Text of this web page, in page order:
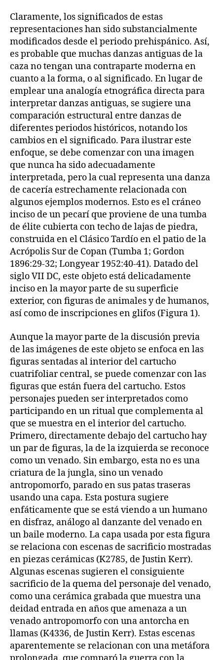
Claramente, los significados de estas
representaciones han sido substancialmente
modificados desde el periodo prehispánico. Así,
es probable que muchas danzas antiguas de la
caza no tengan una contraparte moderna en
cuanto a la forma, o al significado. En lugar de
emplear una analogía etnográfica directa para
interpretar danzas antiguas, se sugiere una
comparación estructural entre danzas de
diferentes periodos históricos, notando los
cambios en el significado. Para ilustrar este
enfoque, se debe comenzar con una imagen
que nunca ha sido adecuadamente
interpretada, pero la cual representa una danza
de cacería estrechamente relacionada con
algunos ejemplos modernos. Esto es el cráneo
inciso de un pecarí que proviene de una tumba
de élite cubierta con techo de lajas de piedra,
construida en el Clásico Tardío en el patio de la
Acrópolis Sur de Copan (Tumba 1; Gordon
1896:29-32; Longyear 1952:40-41). Datado del
siglo VII DC, este objeto está delicadamente
inciso en la mayor parte de su superficie
exterior, con figuras de animales y de humanos,
así como de inscripciones en glifos (Figura 1).
Aunque la mayor parte de la discusión previa
de las imágenes de este objeto se enfoca en las
figuras sentadas al interior del cartucho
cuatrifoliar central, se puede comenzar con las
figuras que están fuera del cartucho. Estos
personajes pueden ser interpretados como
participando en un ritual que complementa al
que se muestra en el interior del cartucho.
Primero, directamente debajo del cartucho hay
un par de figuras, la de la izquierda se reconoce
como un venado. Sin embargo, esta no es una
criatura de la jungla, sino un venado
antropomorfo, parado en sus patas traseras
usando una capa. Esta postura sugiere
enfáticamente que se está viendo a un humano
en disfraz, análogo al danzante del venado en
un baile moderno. La capa usada por esta figura
se relaciona con escenas de sacrificio mostradas
en piezas cerámicas (K2785, de Justin Kerr).
Algunas escenas sugieren el consiguiente
sacrificio de la quema del personaje del venado,
como una cerámica grabada que muestra una
deidad entrada en años que amenaza a un
venado antropomorfo con una antorcha en
llamas (K4336, de Justin Kerr). Estas escenas
aparentemente se relacionan con una metáfora